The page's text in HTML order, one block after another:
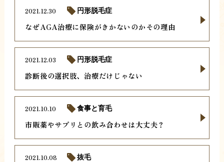
なぜAGA治療に保険がきかないのかその理由
2021.12.30 円形脱毛症
診断後の選択肢、治療だけじゃない
2021.12.03 円形脱毛症
市販薬やサプリとの飲み合わせは大丈夫？
2021.10.10 食事と育毛
2021.10.08 抜毛